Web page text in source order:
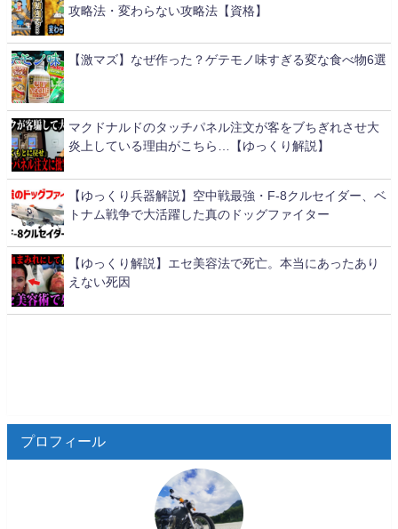
攻略法・変わらない攻略法【資格】
【激マズ】なぜ作った？ゲテモノ味すぎる変な食べ物6選
マクドナルドのタッチパネル注文が客をブちぎれさせ大
炎上している理由がこちら…【ゆっくり解説】
【ゆっくり兵器解説】空中戦最強・F-8クルセイダー、ベ
トナム戦争で大活躍した真のドッグファイター
【ゆっくり解説】エセ美容法で死亡。本当にあったあり
えない死因
プロフィール